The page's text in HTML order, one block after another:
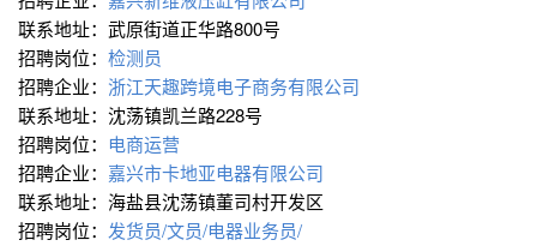
联系地址：武原街道正华路800号
招聘岗位： 检测员
招聘企业： 浙江天趣跨境电子商务有限公司
联系地址：沈荡镇凯兰路228号
招聘岗位： 电商运营
招聘企业： 嘉兴市卡地亚电器有限公司
联系地址：海盐县沈荡镇董司村开发区
招聘岗位： 发货员/文员/电器业务员/